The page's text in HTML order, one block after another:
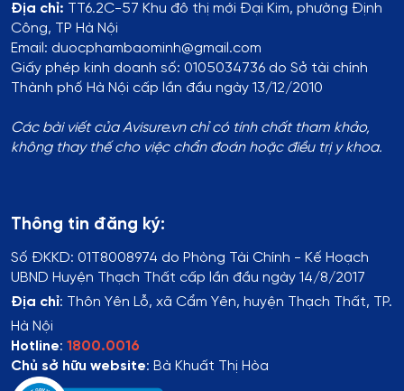
Địa chỉ: TT6.2C-57 Khu đô thị mới Đại Kim, phường Định
Công, TP Hà Nội
Email: duocphambaominh@gmail.com
Giấy phép kinh doanh số: 0105034736 do Sở tài chính
Thành phố Hà Nội cấp lần đầu ngày 13/12/2010
Các bài viết của Avisure.vn chỉ có tính chất tham khảo,
không thay thế cho việc chẩn đoán hoặc điều trị y khoa.
Thông tin đăng ký:
Số ĐKKD: 01T8008974 do Phòng Tài Chính - Kế Hoạch
UBND Huyện Thạch Thất cấp lần đầu ngày 14/8/2017
Địa chỉ: Thôn Yên Lỗ, xã Cẩm Yên, huyện Thạch Thất, TP.
Hà Nội
Hotline: 1800.0016
Chủ sở hữu website: Bà Khuất Thị Hòa